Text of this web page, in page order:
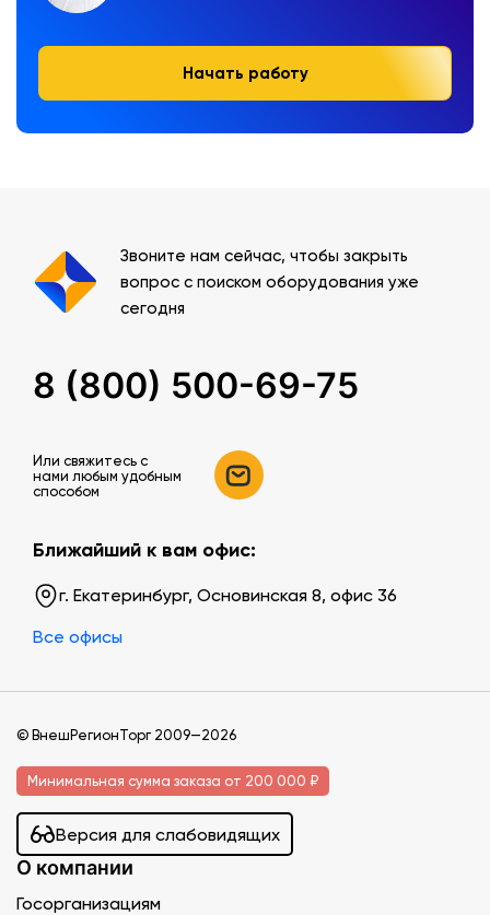
Начать работу
Звоните нам сейчас, чтобы закрыть
вопрос с поиском оборудования уже
сегодня
8 (800) 500-69-75
Или свяжитесь c
нами любым удобным
способом
Ближайший к вам офис:
г. Екатеринбург, Основинская 8, офис 36
Все офисы
© ВнешРегионТорг 2009—2026
Минимальная сумма заказа от 200 000 ₽
Версия для слабовидящих
О компании
Госорганизациям